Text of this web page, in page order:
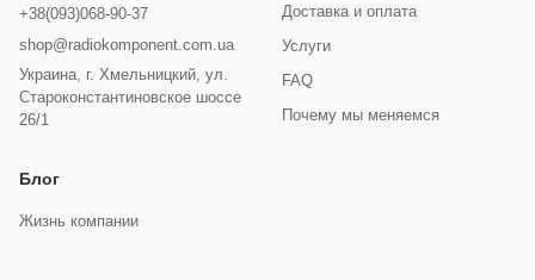
+38(093)068-90-37
shop@radiokomponent.com.ua
Украина, г. Хмельницкий, ул.
Староконстантиновское шоссе
26/1
Доставка и оплата
Услуги
FAQ
Почему мы меняемся
Блог
Жизнь компании